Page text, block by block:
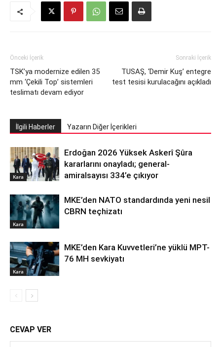
Önceki İçerik
TSK’ya modernize edilen 35
mm ‘Çekili Top’ sistemleri
teslimatı devam ediyor
Sonraki İçerik
TUSAŞ, ‘Demir Kuş’ entegre
test tesisi kurulacağını açıkladı
İlgili Haberler Yazarın Diğer İçerikleri
Kara
Erdoğan 2026 Yüksek Askerî Şûra
kararlarını onayladı; general-
amiralsayısı 334’e çıkıyor
Kara
MKE’den NATO standardında yeni nesil
CBRN teçhizatı
Kara
MKE’den Kara Kuvvetleri’ne yüklü MPT-
76 MH sevkiyatı
CEVAP VER